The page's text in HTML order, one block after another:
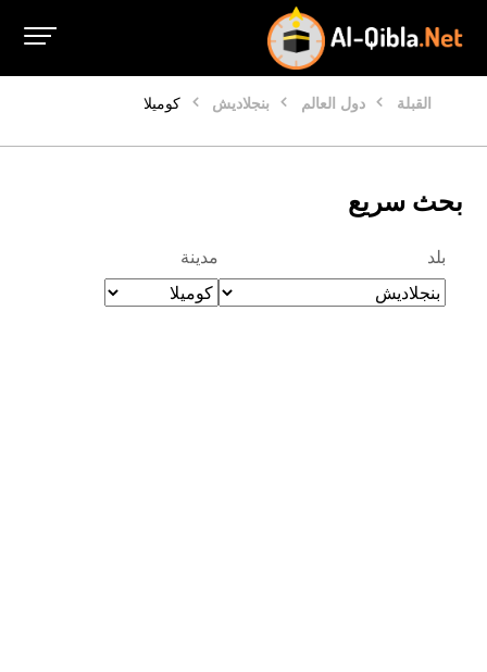
القبلة دول العالم بنجلاديش كوميلا
بحث سريع
بلد مدينة